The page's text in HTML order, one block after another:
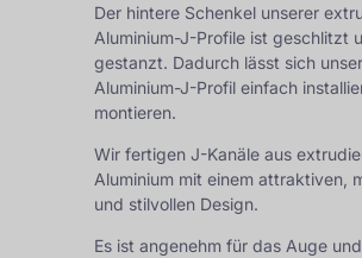
Der hintere Schenkel unserer
Aluminium-J-Profile ist geschlitzt
gestanzt. Dadurch lässt sich unser
Aluminium-J-Profil einfach
montieren.
Wir fertigen J-Kanäle aus
Aluminium mit einem attraktiven,
und stilvollen Design.
Es ist angenehm für das Auge